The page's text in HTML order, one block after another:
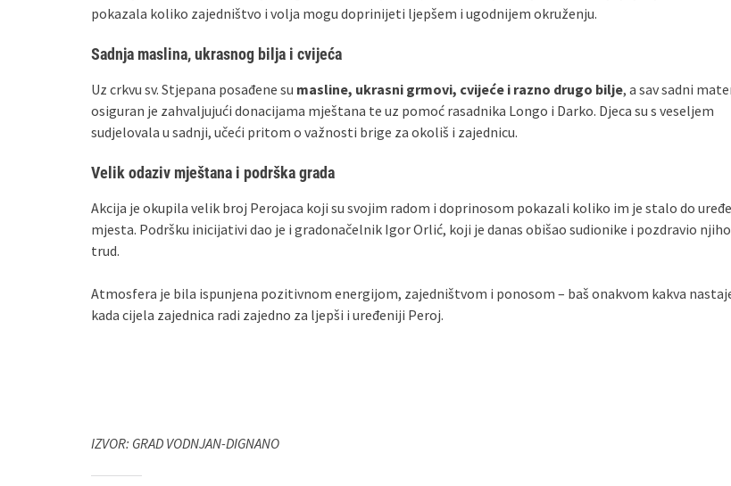
pokazala koliko zajedništvo i volja mogu doprinijeti ljepšem i ugodnijem okruženju.
Sadnja maslina, ukrasnog bilja i cvijeća
Uz crkvu sv. Stjepana posađene su masline, ukrasni grmovi, cvijeće i razno drugo bilje, a sav sadni
osiguran je zahvaljujući donacijama mještana te uz pomoć rasadnika Longo i Darko. Djeca su s veseljem
sudjelovala u sadnji, učeći pritom o važnosti brige za okoliš i zajednicu.
Velik odaziv mještana i podrška grada
Akcija je okupila velik broj Perojaca koji su svojim radom i doprinosom pokazali koliko im je stalo do
mjesta. Podršku inicijativi dao je i gradonačelnik Igor Orlić, koji je danas obišao sudionike i pozdravio
trud.
Atmosfera je bila ispunjena pozitivnom energijom, zajedništvom i ponosom – baš onakvom kakva
kada cijela zajednica radi zajedno za ljepši i uređeniji Peroj.
IZVOR: GRAD VODNJAN-DIGNANO